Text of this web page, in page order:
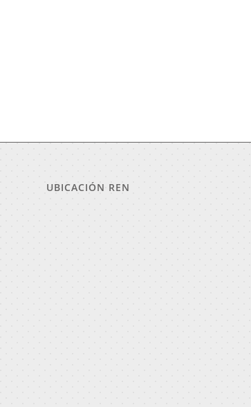
UBICACIÓN REN